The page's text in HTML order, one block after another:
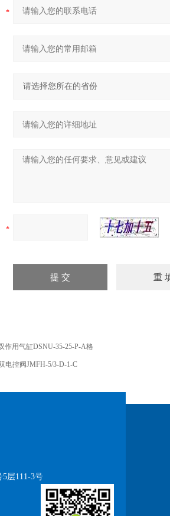
作用气缸DSNU-35-25-P-A格
电控阀JMFH-5/3-D-1-C
层111-3号